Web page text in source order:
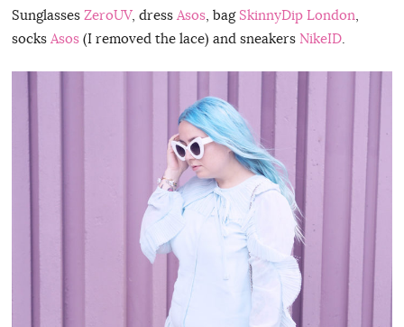
Sunglasses ZeroUV, dress Asos, bag SkinnyDip London
socks Asos(I removed the lace) and sneakers NikeID.